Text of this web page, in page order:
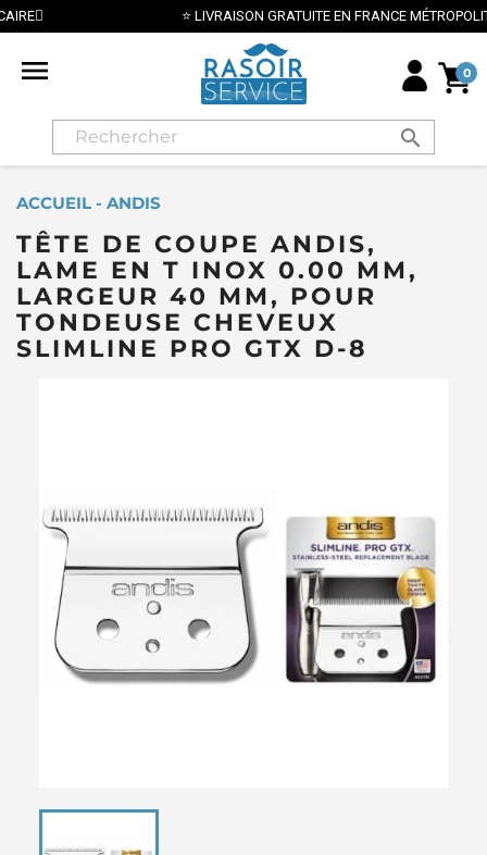
⭐ LIVRAISON GRATUITE EN FRANCE MÉTROPOLITAINE DÈS 70€ ⭐
 0
search
ACCUEIL - ANDIS
TÊTE DE COUPE ANDIS,
LAME EN T INOX 0.00 MM,
LARGEUR 40 MM, POUR
TONDEUSE CHEVEUX
SLIMLINE PRO GTX D-8